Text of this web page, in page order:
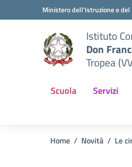
Vai ai contenuti
Vai al menu di navigazione
Ministero dell'Istruzione e
Istituto
Don
Tropea
Scuola Servizi
Home Novità Le